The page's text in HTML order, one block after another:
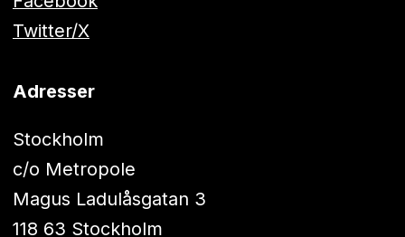
Twitter/X
Adresser
Stockholm
c/o Metropole
Magus Ladulåsgatan 3
118 63 Stockholm